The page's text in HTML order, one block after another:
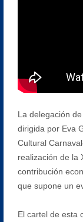
La delegación
dirigida por Eva
Cultural
realización de la
contribución
que supone un
El cartel de esta